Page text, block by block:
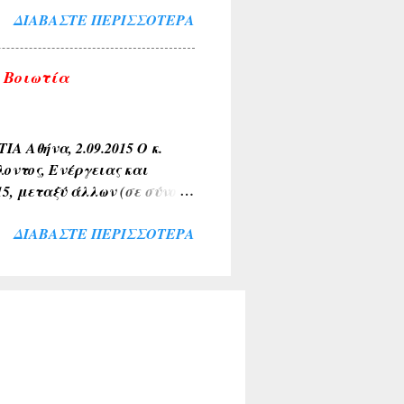
Αρβελέρ η οποία
παρέμειναν εκτός
για το σκοπό αυτό. Ήταν
ΔΙΑΒΆΣΤΕ ΠΕΡΙΣΣΌΤΕΡΑ
2.09.2015 Ο κ.
Ενέργειας και
μεταξύ άλλων (σε σύνολο
αρμόδιους Υπουργούς.
Η έλλειψη διαμόρφωσης
και η άρνησή της να
ΔΙΑΒΆΣΤΕ ΠΕΡΙΣΣΌΤΕΡΑ